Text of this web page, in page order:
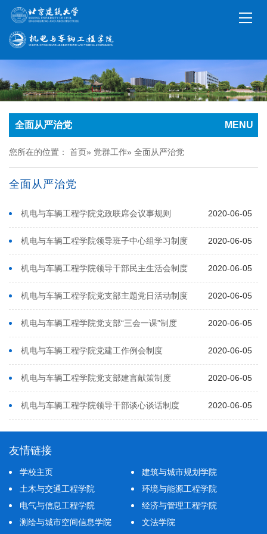
全面从严治党 MENU
您所在的位置： 首页» 党群工作» 全面从严治党
全面从严治党
2020-06-05
机电与车辆工程学院党政联席会议事规则
2020-06-05
机电与车辆工程学院领导班子中心组学习制度
2020-06-05
机电与车辆工程学院领导干部民主生活会制度
2020-06-05
机电与车辆工程学院党支部主题党日活动制度
2020-06-05
机电与车辆工程学院党支部“三会一课”制度
2020-06-05
机电与车辆工程学院党建工作例会制度
2020-06-05
机电与车辆工程学院党支部建言献策制度
2020-06-05
机电与车辆工程学院领导干部谈心谈话制度
友情链接
学校主页
建筑与城市规划学院
土木与交通工程学院
环境与能源工程学院
电气与信息工程学院
经济与管理工程学院
测绘与城市空间信息学院
文法学院